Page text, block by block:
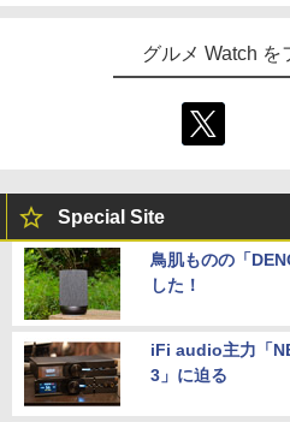
グルメ Watch を
Special Site
鳥肌ものの「
した！
iFi audio主力「
3」に迫る